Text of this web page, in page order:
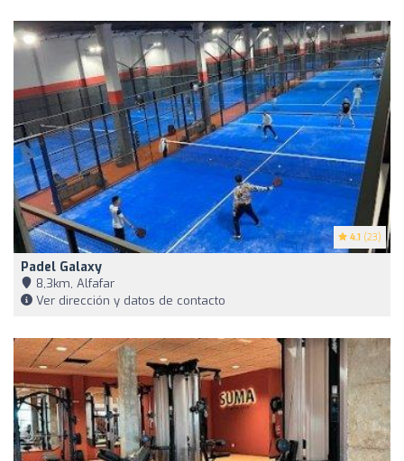
4.1 (23)
Padel Galaxy
8,3km, Alfafar
Ver dirección y datos de contacto